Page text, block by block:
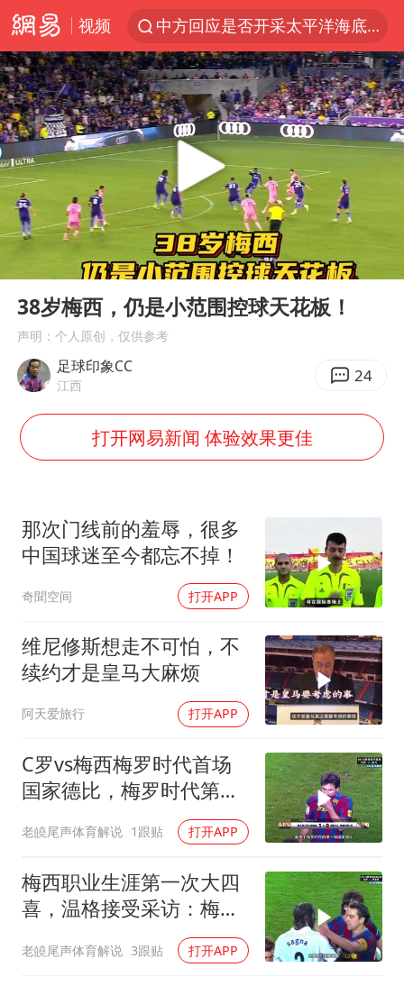
视频
中方回应是否开采太平洋海底稀土资源
昆明石林火把节
外交部发言人就广岛核爆81周年等答记者问
我国编制完成新版全月地质图
感觉全东北都在等7号
多地要求领导干部带头休假
奋进开新局 实干挑大梁
Play
00:56
38岁梅西，仍是小范围控球天花板！
声明：个人原创，仅供参考
足球印象CC
江西 24
打开网易新闻 体验效果更佳
那次门线前的羞辱，很多
中国球迷至今都忘不掉！
奇聞空间 打开APP
维尼修斯想走不可怕，不
续约才是皇马大麻烦
阿天爱旅行 打开APP
C罗vs梅西梅罗时代首场
国家德比，梅罗时代第一
场国家德比，替补登场破
门
老皢尾声体育解说 1跟贴 打开APP
梅西职业生涯第一次大四
喜，温格接受采访：梅西
是足球游戏里走出来的球
员
老皢尾声体育解说 3跟贴 打开APP